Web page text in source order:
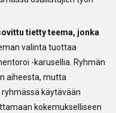
tietty teema, jonka
valinta tuottaa
-karusellia. Ryhmän
aiheesta, mutta
käytävään
kokemukselliseen